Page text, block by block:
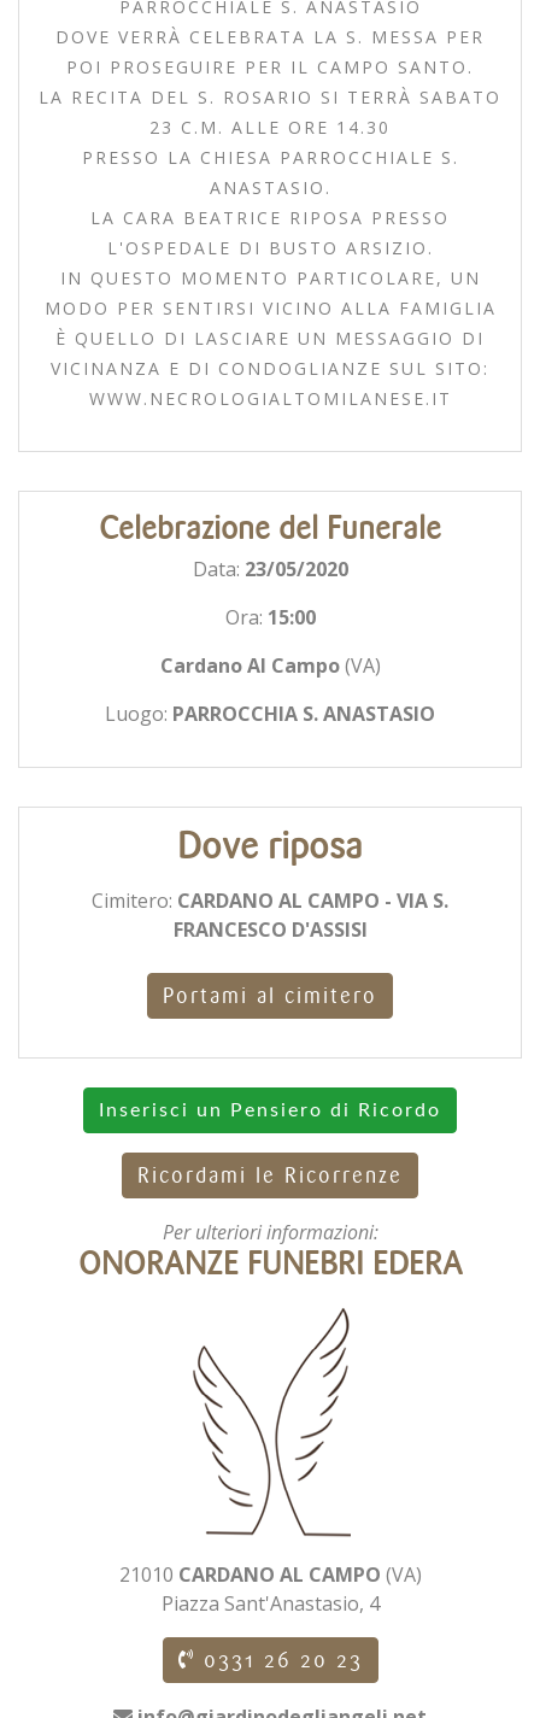
PARROCCHIALE S. ANASTASIO
DOVE VERRÀ CELEBRATA LA S. MESSA PER
POI PROSEGUIRE PER IL CAMPO SANTO.
LA RECITA DEL S. ROSARIO SI TERRÀ SABATO
23 C.M. ALLE ORE 14.30
PRESSO LA CHIESA PARROCCHIALE S.
ANASTASIO.
LA CARA BEATRICE RIPOSA PRESSO
L'OSPEDALE DI BUSTO ARSIZIO.
IN QUESTO MOMENTO PARTICOLARE, UN
MODO PER SENTIRSI VICINO ALLA FAMIGLIA
È QUELLO DI LASCIARE UN MESSAGGIO DI
VICINANZA E DI CONDOGLIANZE SUL SITO:
WWW.NECROLOGIALTOMILANESE.IT
Celebrazione del Funerale
Data: 23/05/2020
Ora: 15:00
Cardano Al Campo(VA)
Luogo: PARROCCHIA S. ANASTASIO
Dove riposa
Cimitero: CARDANO AL CAMPO - VIA S.
FRANCESCO D'ASSISI
Portami al cimitero
Inserisci un Pensiero di Ricordo
Ricordami le Ricorrenze
Per ulteriori informazioni:
ONORANZE FUNEBRI EDERA
21010 CARDANO AL CAMPO (VA)
Piazza Sant'Anastasio, 4
0331 26 20 23